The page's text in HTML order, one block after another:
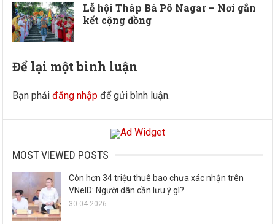
Lễ hội Tháp Bà Pô Nagar – Nơi gắn
kết cộng đồng
Để lại một bình luận
Bạn phảiđăng nhập để gửi bình luận.
MOST VIEWED POSTS
Còn hơn 34 triệu thuê bao chưa xác nhận trên
VNeID: Người dân cần lưu ý gì?
30.04.2026